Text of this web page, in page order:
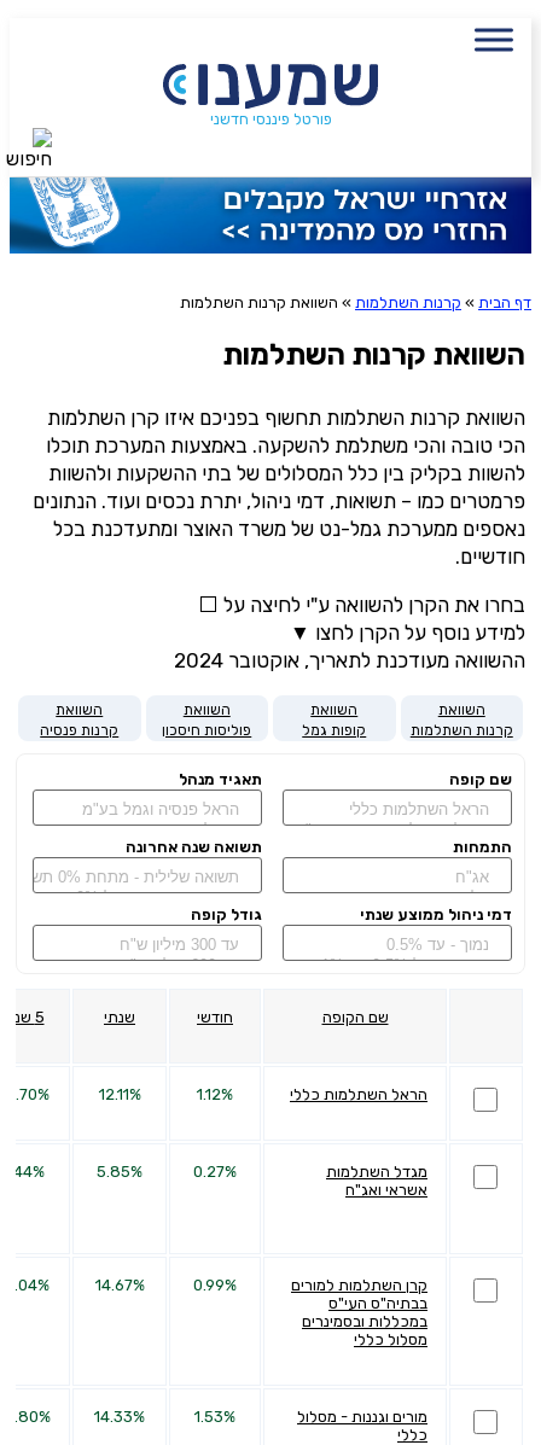
פורטל פיננסי חדשני
דף הבית » קרנות השתלמות » השוואת קרנות השתלמות
השוואת קרנות השתלמות
השוואת קרנות השתלמות תחשוף בפניכם איזו קרן השתלמות
הכי טובה והכי משתלמת להשקעה. באמצעות המערכת תוכלו
להשוות בקליק בין כלל המסלולים של בתי ההשקעות ולהשוות
פרמטרים כמו – תשואות, דמי ניהול, יתרת נכסים ועוד. הנתונים
נאספים ממערכת גמל-נט של משרד האוצר ומתעדכנת בכל
חודשיים.
בחרו את הקרן להשוואה ע"י לחיצה על ⬜
למידע נוסף על הקרן לחצו ▼
ההשוואה מעודכנת לתאריך, אוקטובר 2024
השוואת
קרנות השתלמות
השוואת
קופות גמל
השוואת
פוליסות חיסכון
השוואת
קרנות פנסיה
שם קופה תאגיד מנהל
התמחות תשואה שנה אחרונה
דמי ניהול ממוצע שנתי גודל קופה
שם הקופה חודשי שנתי 5 שנים
הראל השתלמות כללי 1.12%
12.11%
מגדל השתלמות
אשראי ואג"ח
0.27%
5.85%
9.44%
קרן השתלמות למורים
בבתיה"ס העי"ס
במכללות ובסמינרים
מסלול כללי
0.99%
14.67%
מורים וגננות - מסלול
כללי
1.53%
14.33%
שם מלא
פעולה נדרשת
סכום חיסכון בקרן
אני מאשר את תנאיי השימוש והפרטיות של האתר
מאשר כי פרטיי ישמשו לקבלת פניות והצעות שיווקיות למוצרים
פנסיוניים\ביטוח באמצעות טלפון, מייל או SMS מאיתנו או צד שלישי
שליחה
חיפוש